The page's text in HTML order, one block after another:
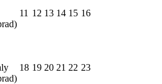
11 12 13 14 15 16
18 19 20 21 22 23